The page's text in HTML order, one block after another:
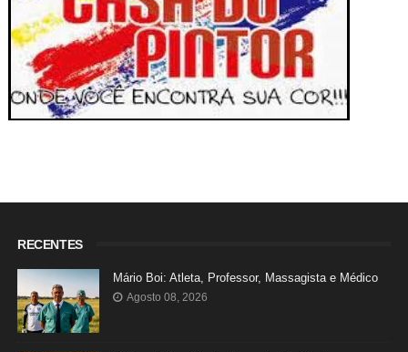
RECENTES
Mário Boi: Atleta, Professor, Massagista e Médico
Agosto 08, 2026